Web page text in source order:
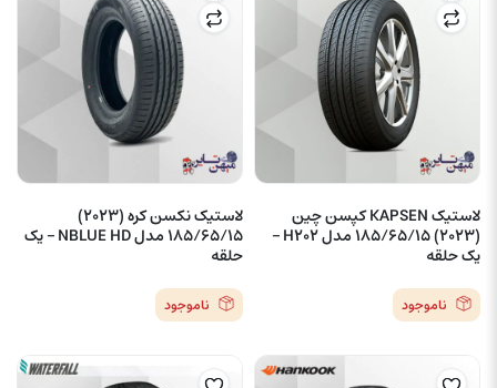
لاستیک KAPSEN کپسن چین
(2023) 185/65/15 مدل H202 –
یک حلقه
ناموجود
لاستیک نکسن کره (2023)
185/65/15 مدل NBLUE HD – یک
حلقه
ناموجود